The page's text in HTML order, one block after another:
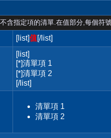
含指定項的清單.在值部分,每個符
[list]值[/list]
[list]
[*]清單項 1
[*]清單項 2
[/list]
清單項 1
清單項 2